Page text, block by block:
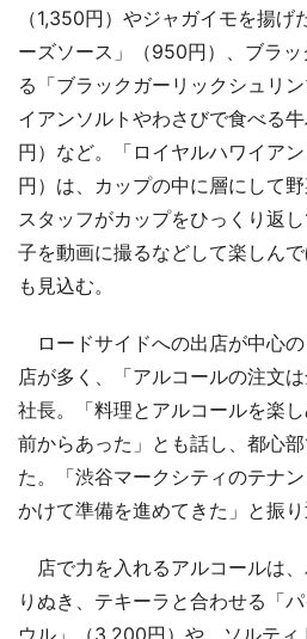
（1,350円）やジャガイモを揚げ
ーズソース」（950円）、ブラッ
る「ブラックガーリックシュリ
イアンソルトやわさびで食べる
円）など。「ロイヤルハワイア
円）は、カップの中に層にして
スタッフがカップをひっくり返
子を動画に撮るなどして楽しん
も見込む。
ロードサイドへの出店が中心
店が多く、「アルコールの注文
社長。「料理とアルコールを楽
前からあった」とも話し、都心
た。「渋谷マークシティのテナ
かけて準備を進めてきた」と振り
店で力を入れるアルコールは、
りぬき、テキーラと合わせる「
ウル」（3,200円）や、ソルティ